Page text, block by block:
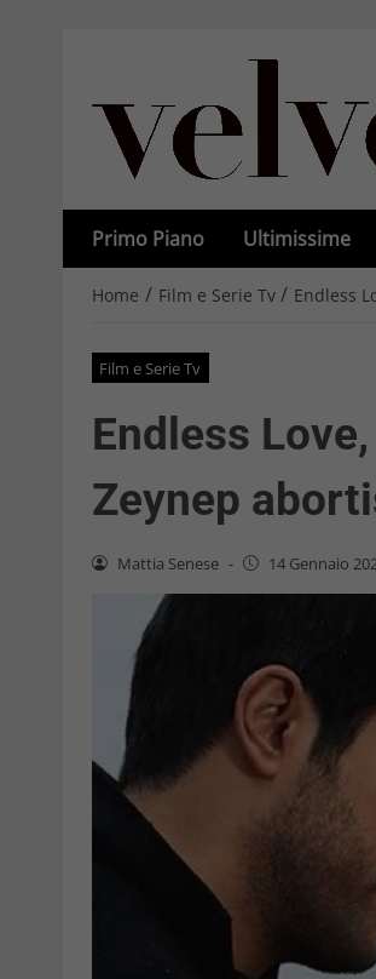
Primo Piano Ultimissime
Home / Film e Serie Tv / Endless
Film e Serie Tv
Endless
Zeynep
Mattia Senese - 14 Gennaio